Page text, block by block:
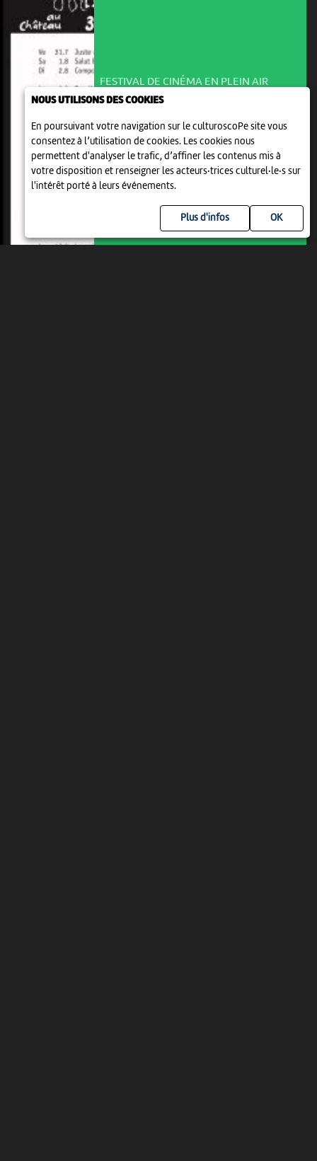
NOUS UTILISONS DES COOKIES
En poursuivant votre navigation sur le culturoscoPe site vous
consentez à l’utilisation de cookies. Les cookies nous
permettent d'analyser le trafic, d’affiner les contenus mis à
votre disposition et renseigner les acteurs·trices culturel·le·s sur
l'intérêt porté à leurs événements.
Plus d'infos
FESTIVAL DE CINÉMA EN PLEIN AIR
COOP OPEN AIR CINEMA
21:15-Delémont